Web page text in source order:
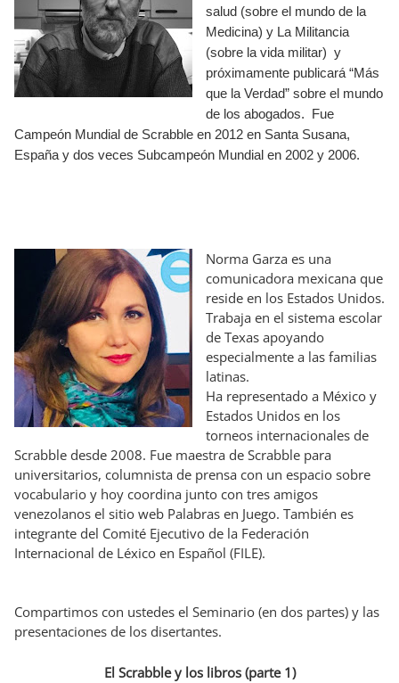
salud (sobre el mundo de la
Medicina) y La Militancia
(sobre la vida militar) y
próximamente publicará “Más
que la Verdad” sobre el mundo
de los abogados. Fue
Campeón Mundial de Scrabble en 2012 en Santa Susana,
España y dos veces Subcampeón Mundial en 2002 y 2006.
Norma Garza es una
comunicadora mexicana que
reside en los Estados Unidos.
Trabaja en el sistema escolar
de Texas apoyando
especialmente a las familias
latinas.
Ha representado a México y
Estados Unidos en los
torneos internacionales de
Scrabble desde 2008. Fue maestra de Scrabble para
universitarios, columnista de prensa con un espacio sobre
vocabulario y hoy coordina junto con tres amigos
venezolanos el sitio web Palabras en Juego. También es
integrante del Comité Ejecutivo de la Federación
Internacional de Léxico en Español (FILE).
Compartimos con ustedes el Seminario (en dos partes) y las
presentaciones de los disertantes.
El Scrabble y los libros (parte 1)